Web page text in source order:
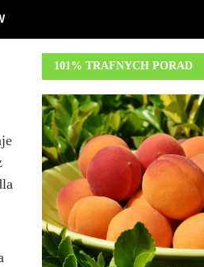
101% TRAFNYCH PORAD